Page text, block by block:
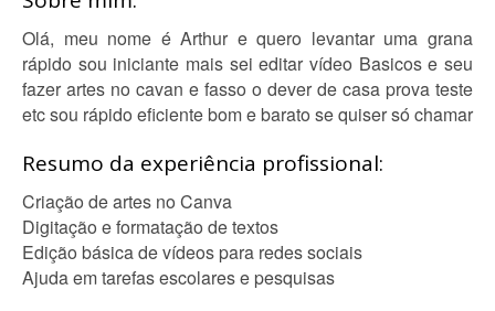
Olá, meu nome é Arthur e quero levantar uma grana
rápido sou iniciante mais sei editar vídeo Basicos e seu
fazer artes no cavan e fasso o dever de casa prova teste
etc sou rápido eficiente bom e barato se quiser só chamar
Resumo da experiência profissional:
Criação de artes no Canva
Digitação e formatação de textos
Edição básica de vídeos para redes sociais
Ajuda em tarefas escolares e pesquisas